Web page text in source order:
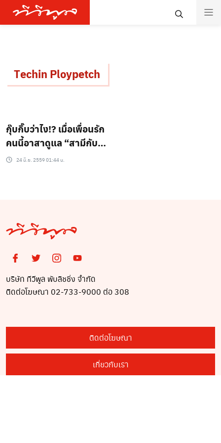
Techin Ploypetch
กุ๊บกิ๊บว่าไง!? เมื่อเพื่อนรัก
คนนี้อาสาดูแล “สามีกับ
ลูก” ให้แบบใกล้ชิด!!!
24 มิ.ย. 2559 01:44 น.
บริษัท ทีวีพูล พับลิชชิ่ง จำกัด
ติดต่อโฆษณา 02-733-9000 ต่อ 308
ติดต่อโฆษณา
เกี่ยวกับเรา